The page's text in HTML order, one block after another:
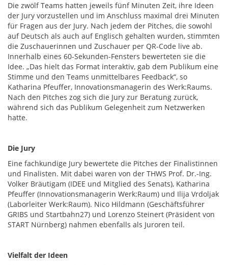
Die zwölf Teams hatten jeweils fünf Minuten Zeit, ihre Ideen
der Jury vorzustellen und im Anschluss maximal drei Minuten
für Fragen aus der Jury. Nach jedem der Pitches, die sowohl
auf Deutsch als auch auf Englisch gehalten wurden, stimmten
die Zuschauerinnen und Zuschauer per QR-Code live ab.
Innerhalb eines 60-Sekunden-Fensters bewerteten sie die
Idee. „Das hielt das Format interaktiv, gab dem Publikum eine
Stimme und den Teams unmittelbares Feedback“, so
Katharina Pfeuffer, Innovationsmanagerin des Werk:Raums.
Nach den Pitches zog sich die Jury zur Beratung zurück,
während sich das Publikum Gelegenheit zum Netzwerken
hatte.
Die Jury
Eine fachkundige Jury bewertete die Pitches der Finalistinnen
und Finalisten. Mit dabei waren von der THWS Prof. Dr.-Ing.
Volker Bräutigam (IDEE und Mitglied des Senats), Katharina
Pfeuffer (Innovationsmanagerin Werk:Raum) und Ilija Vrdoljak
(Laborleiter Werk:Raum). Nico Hildmann (Geschäftsführer
GRIBS und Startbahn27) und Lorenzo Steinert (Präsident von
START Nürnberg) nahmen ebenfalls als Juroren teil.
Vielfalt der Ideen